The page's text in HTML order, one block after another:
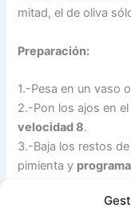
mitad, el de oliva
Preparación:
1.-Pesa en un vaso
2.-Pon los ajos en
velocidad 8.
3.-Baja los restos
pimienta y
se levante y el